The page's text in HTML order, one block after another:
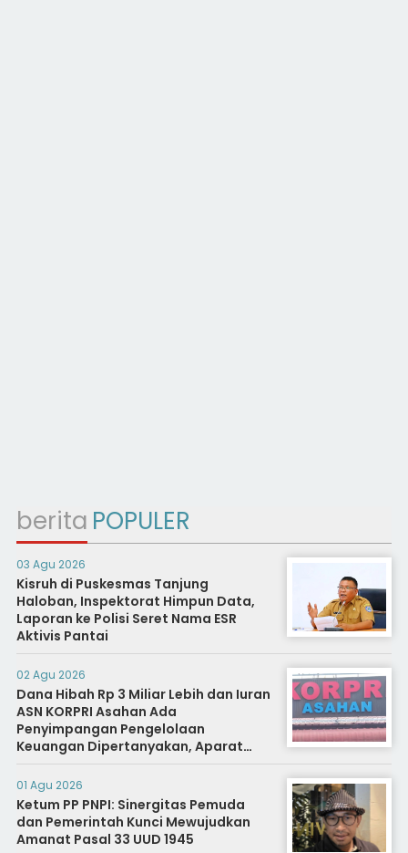
berita POPULER
03 Agu 2026
Kisruh di Puskesmas Tanjung
Haloban, Inspektorat Himpun Data,
Laporan ke Polisi Seret Nama ESR
Aktivis Pantai
02 Agu 2026
Dana Hibah Rp 3 Miliar Lebih dan Iuran
ASN KORPRI Asahan Ada
Penyimpangan Pengelolaan
Keuangan Dipertanyakan, Aparat
Diminta Segera Usut
01 Agu 2026
Ketum PP PNPI: Sinergitas Pemuda
dan Pemerintah Kunci Mewujudkan
Amanat Pasal 33 UUD 1945